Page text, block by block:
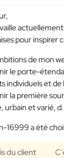
pour inspirer
de mon
le porte-
individuels et
la première
urbain et varié,
16999 a été
du client